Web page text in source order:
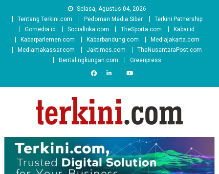
Selasa, Agustus 04, 2026
Tentang Terkini.com
Pedoman Media Siber
Terkini Patnership
Gomedia.id
Socialloka.com TheSporta.com
Kabar.id
Kabarparlemen.com
Kabarbandung.com
Mediajakarta.com
Mediamakassar.com
Jaktimes.com
TheNusantaraPost.com
Beritalingkungan.com
Greenpress